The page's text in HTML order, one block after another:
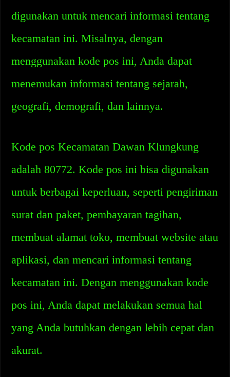
digunakan untuk mencari informasi tentang
kecamatan ini. Misalnya, dengan
menggunakan kode pos ini, Anda dapat
menemukan informasi tentang sejarah,
geografi, demografi, dan lainnya.
Kode pos Kecamatan Dawan Klungkung
adalah 80772. Kode pos ini bisa digunakan
untuk berbagai keperluan, seperti pengiriman
surat dan paket, pembayaran tagihan,
membuat alamat toko, membuat website atau
aplikasi, dan mencari informasi tentang
kecamatan ini. Dengan menggunakan kode
pos ini, Anda dapat melakukan semua hal
yang Anda butuhkan dengan lebih cepat dan
akurat.